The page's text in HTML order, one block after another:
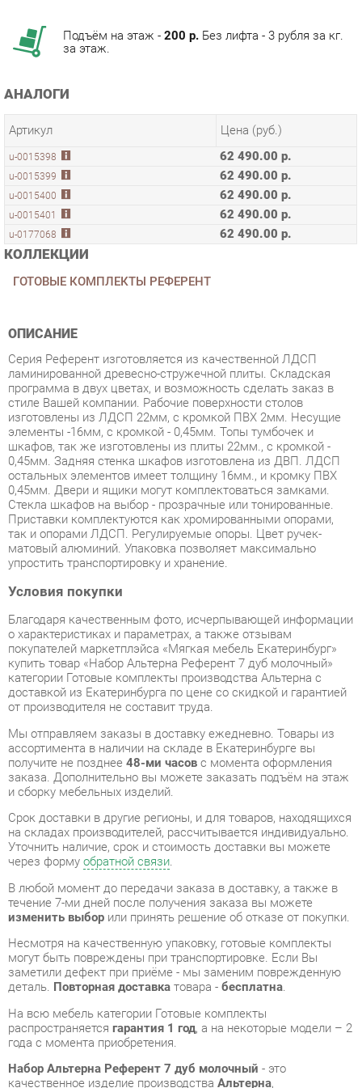
АНАЛОГИ
Артикул
u-0015398 62 490.00 р.
u-0015399 62 490.00 р.
u-0015400 62 490.00 р.
u-0015401 62 490.00 р.
u-0177068 62 490.00 р.
КОЛЛЕКЦИИ
ГОТОВЫЕ КОМПЛЕКТЫ РЕФЕРЕНТ
ОПИСАНИЕ
программа в двух цветах, и возможность сделать заказ в
стиле Вашей компании. Рабочие поверхности столов
изготовлены из ЛДСП 22мм, с кромкой ПВХ 2мм. Несущие
элементы -16мм, с кромкой - 0,45мм. Топы тумбочек и
шкафов, так же изготовлены из плиты 22мм., с кромкой -
0,45мм. Задняя стенка шкафов изготовлена из ДВП. ЛДСП
остальных элементов имеет толщину 16мм., и кромку ПВХ
0,45мм. Двери и ящики могут комплектоваться замками.
Стекла шкафов на выбор - прозрачные или тонированные.
Приставки комплектуются как хромированными опорами,
так и опорами ЛДСП. Регулируемые опоры. Цвет ручек-
матовый алюминий. Упаковка позволяет максимально
упростить транспортировку и хранение.
Условия покупки
Благодаря качественным фото, исчерпывающей информации
о характеристиках и параметрах, а также отзывам
покупателей маркетплэйса «Мягкая мебель Екатеринбург»
купить товар «Набор Альтерна Референт 7 дуб молочный»
категории Готовые комплекты производства Альтерна с
доставкой из Екатеринбурга по цене со скидкой и гарантией
от производителя не составит труда.
Мы отправляем заказы в доставку ежедневно. Товары из
ассортимента в наличии на складе в Екатеринбурге вы
получите не позднее48-ми часовс момента оформления
заказа. Дополнительно вы можете заказать подъём на этаж
Срок доставки в другие регионы, и для товаров, находящихся
на складах производителей, рассчитывается индивидуально.
Уточнить наличие, срок и стоимость доставки вы можете
через формуобратной связи.
В любой момент до передачи заказа в доставку, а также в
течение 7-ми дней после получения заказа вы можете
изменить выборили принять решение об отказе от покупки.
Несмотря на качественную упаковку, готовые комплекты
могут быть повреждены при транспортировке. Если Вы
заметили дефект при приёме - мы заменим поврежденную
деталь.Повторная доставкатовара -бесплатна.
На всю мебель категории Готовые комплекты
распространяетсягарантия 1 год , а на некоторые модели – 2
года с момента приобретения.
Набор Альтерна Референт 7 дуб молочный- это
качественное изделие производства
соответствующее современному государственному
стандарту.
будем рады, если вы оставите отзыв об опыте его